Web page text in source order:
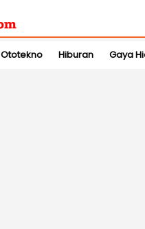
Ototekno Hiburan Gaya